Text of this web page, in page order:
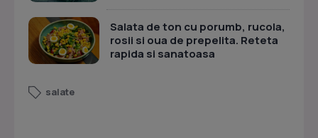
Salata de ton cu porumb, rucola,
rosii si oua de prepelita. Reteta
rapida si sanatoasa
salate